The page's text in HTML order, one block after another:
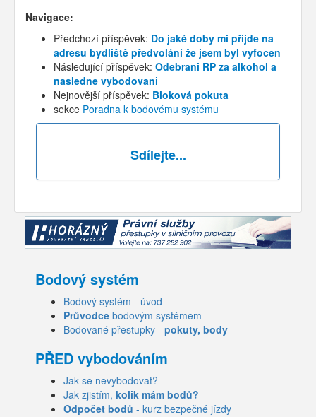
Navigace:
Předchozí příspěvek: Do jaké doby mi přijde na
adresu bydliště předvolání že jsem byl vyfocen
Následující příspěvek: Odebrani RP za alkohol a
nasledne vybodovani
Nejnovější příspěvek: Bloková pokuta
sekce Poradna k bodovému systému
Sdílejte...
Bodový systém
Bodový systém - úvod
Průvodce bodovým systémem
Bodované přestupky - pokuty, body
PŘED vybodováním
Jak se nevybodovat?
Jak zjistím, kolik mám bodů?
Odpočet bodů - kurz bezpečné jízdy